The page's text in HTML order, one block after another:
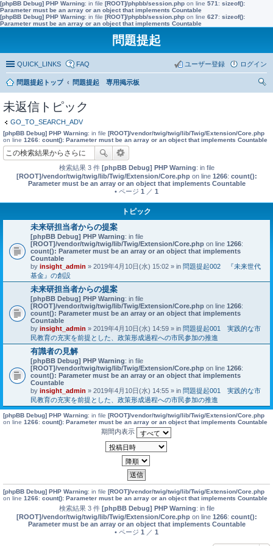
[phpBB Debug] PHP Warning: in file [ROOT]/phpbb/session.php on line 571 : sizeof():
Parameter must be an array or an object that implements Countable
[phpBB Debug] PHP Warning: in file [ROOT]/phpbb/session.php on line 627: sizeof():
Parameter must be an array or an object that implements Countable
問題提起
QUICK_LINKS FAQ ログイン
ユーザー登録
問題提起トップ
問題提起 専用掲示板
未返信トピック
GO_TO_SEARCH_ADV
[phpBB Debug] PHP Warning: in file [ROOT]/vendor/twig/twig/lib/Twig/Extension/Core.php
on line 1266: count(): Parameter must be an array or an object that implements Countable
検索結果 3 件 [phpBB Debug] PHP Warning: in file
[ROOT]/vendor/twig/twig/lib/Twig/Extension/Core.phpon line 1266: count():
Parameter must be an array or an object that implements Countable
• ページ 1 ／ 1
トピック
未来研担当者からの提案
[phpBB Debug] PHP Warning: in file
[ROOT]/vendor/twig/twig/lib/Twig/Extension/Core.php on line 1266:
count(): Parameter must be an array or an object that implements
Countable
by insight_admin » 2019年4月10日(水) 15:02 » in 問題提起002 『未来世代
基金』の創設
未来研担当者からの提案
[phpBB Debug] PHP Warning: in file
[ROOT]/vendor/twig/twig/lib/Twig/Extension/Core.php on line 1266:
count(): Parameter must be an array or an object that implements
Countable
by insight_admin » 2019年4月10日(水) 14:59 » in 問題提起001 実践的な市
民教育の充実を前提とした、政策形成過程への市民参加の推進
有識者の見解
[phpBB Debug] PHP Warning: in file
[ROOT]/vendor/twig/twig/lib/Twig/Extension/Core.php on line 1266:
count(): Parameter must be an array or an object that implements
Countable
by insight_admin » 2019年4月10日(水) 14:55 » in 問題提起001 実践的な市
民教育の充実を前提とした、政策形成過程への市民参加の推進
[phpBB Debug] PHP Warning: in file [ROOT]/vendor/twig/twig/lib/Twig/Extension/Core.php
on line 1266: count(): Parameter must be an array or an object that implements Countable
期間内表示
[phpBB Debug] PHP Warning: in file [ROOT]/vendor/twig/twig/lib/Twig/Extension/Core.php
on line 1266: count(): Parameter must be an array or an object that implements Countable
検索結果 3 件 [phpBB Debug] PHP Warning: in file
[ROOT]/vendor/twig/twig/lib/Twig/Extension/Core.phpon line 1266: count():
Parameter must be an array or an object that implements Countable
• ページ 1 ／ 1